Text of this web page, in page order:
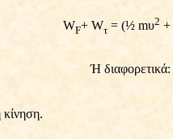
WF+ Wτ = (½ mυ2 +
Ή
κίνηση.